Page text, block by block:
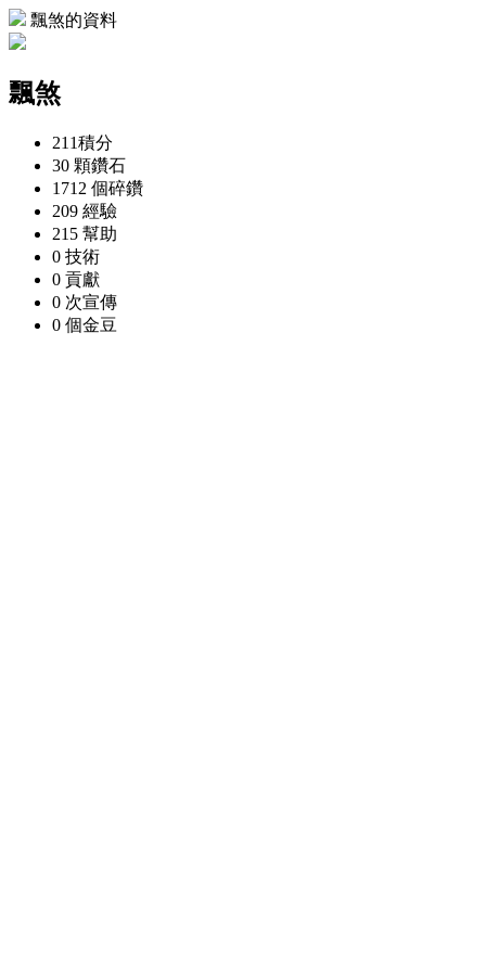
飄煞的資料
飄煞
211積分
30 顆鑽石
1712 個碎鑽
209 經驗
215 幫助
0 技術
0 貢獻
0 次宣傳
0 個金豆